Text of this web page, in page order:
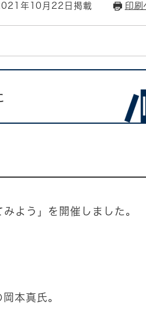
年10月22日掲載 印刷
よう」を開催しました。
本真氏。